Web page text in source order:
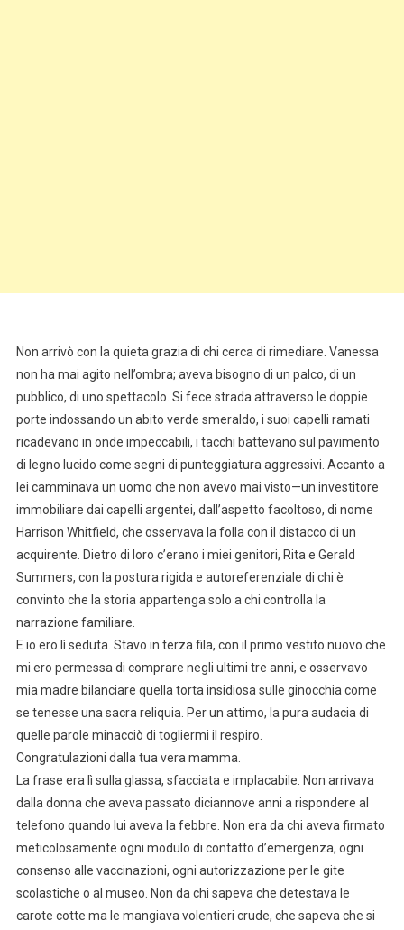
Non arrivò con la quieta grazia di chi cerca di rimediare. Vanessa
non ha mai agito nell’ombra; aveva bisogno di un palco, di un
pubblico, di uno spettacolo. Si fece strada attraverso le doppie
porte indossando un abito verde smeraldo, i suoi capelli ramati
ricadevano in onde impeccabili, i tacchi battevano sul pavimento
di legno lucido come segni di punteggiatura aggressivi. Accanto a
lei camminava un uomo che non avevo mai visto—un investitore
immobiliare dai capelli argentei, dall’aspetto facoltoso, di nome
Harrison Whitfield, che osservava la folla con il distacco di un
acquirente. Dietro di loro c’erano i miei genitori, Rita e Gerald
Summers, con la postura rigida e autoreferenziale di chi è
convinto che la storia appartenga solo a chi controlla la
narrazione familiare.
E io ero lì seduta. Stavo in terza fila, con il primo vestito nuovo che
mi ero permessa di comprare negli ultimi tre anni, e osservavo
mia madre bilanciare quella torta insidiosa sulle ginocchia come
se tenesse una sacra reliquia. Per un attimo, la pura audacia di
quelle parole minacciò di togliermi il respiro.
Congratulazioni dalla tua vera mamma.
La frase era lì sulla glassa, sfacciata e implacabile. Non arrivava
dalla donna che aveva passato diciannove anni a rispondere al
telefono quando lui aveva la febbre. Non era da chi aveva firmato
meticolosamente ogni modulo di contatto d’emergenza, ogni
consenso alle vaccinazioni, ogni autorizzazione per le gite
scolastiche o al museo. Non da chi sapeva che detestava le
carote cotte ma le mangiava volentieri crude, che sapeva che si